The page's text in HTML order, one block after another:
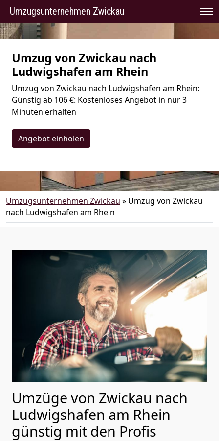
Umzugsunternehmen Zwickau
Umzug von Zwickau nach
Ludwigshafen am Rhein
Umzug von Zwickau nach Ludwigshafen am Rhein:
Günstig ab 106 €: Kostenloses Angebot in nur 3
Minuten erhalten
Angebot einholen
Umzugsunternehmen Zwickau » Umzug von Zwickau
nach Ludwigshafen am Rhein
Umzüge von Zwickau nach
Ludwigshafen am Rhein
günstig mit den Profis